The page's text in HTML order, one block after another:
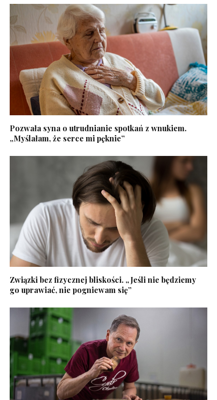
Pozwała syna o utrudnianie spotkań z wnukiem.
„Myślałam, że serce mi pęknie”
Związki bez fizycznej bliskości. „Jeśli nie będziemy
go uprawiać, nie pogniewam się”